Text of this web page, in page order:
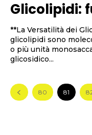
Glicolipidi:
**La Versatilità dei
glicolipidi sono
o più unità
glicosidico...
80 81